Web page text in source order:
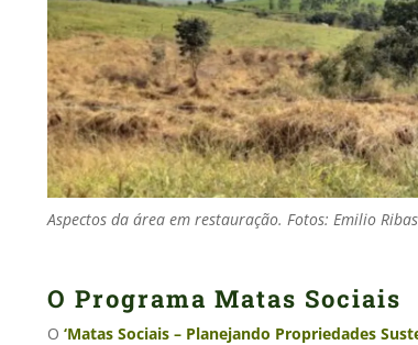
Aspectos da área em restauração. Fotos: Emilio
O Programa Matas Sociais
O ‘Matas Sociais – Planejando Propriedades